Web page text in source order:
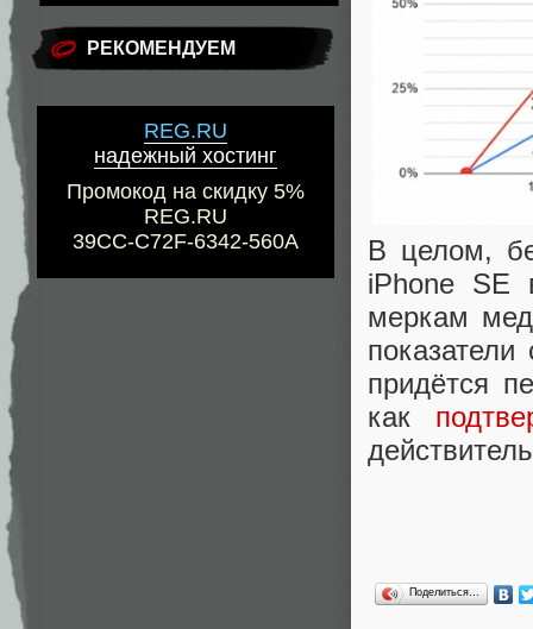
РЕКОМЕНДУЕМ
REG.RU
надежный хостинг
Промокод на скидку 5%
REG.RU
39CC-C72F-6342-560A
В целом,
iPhone SE
меркам
придётся
как
Поделиться…